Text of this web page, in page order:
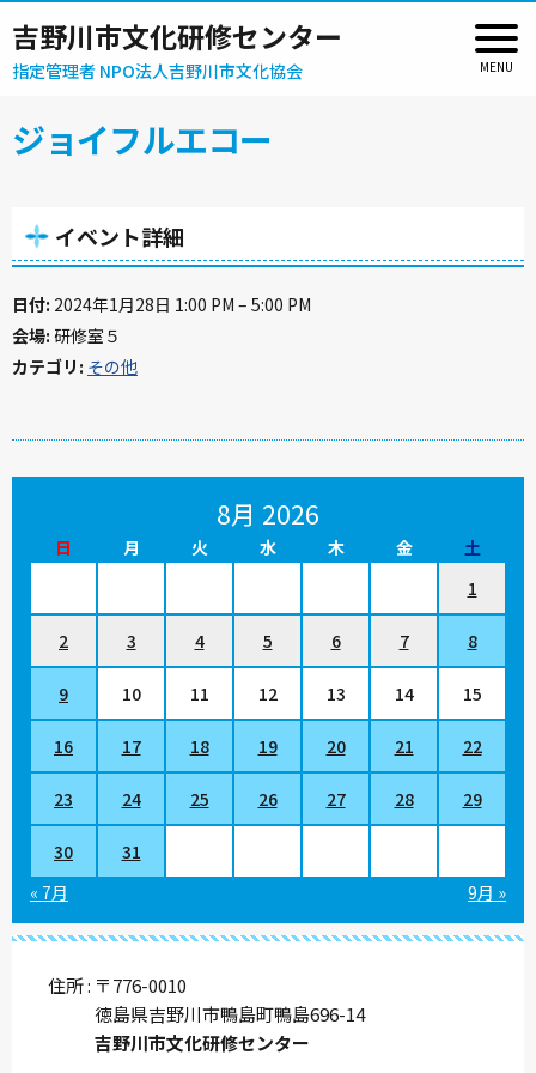
吉野川市文化研修センター
指定管理者 NPO法人吉野川市文化協会
ジョイフルエコー
イベント詳細
日付: 2024年1月28日 1:00 PM – 5:00 PM
会場: 研修室５
カテゴリ: その他
8月 2026
日 月 火 水 木 金
土
1
2 3 4 5 6 7 8
9 10 11 12 13 14 15
16 17 18 19 20 21 22
23 24 25 26 27 28 29
30
31
« 7月
9月 »
住所 〒776-0010
徳島県吉野川市鴨島町鴨島696-14
吉野川市文化研修センター